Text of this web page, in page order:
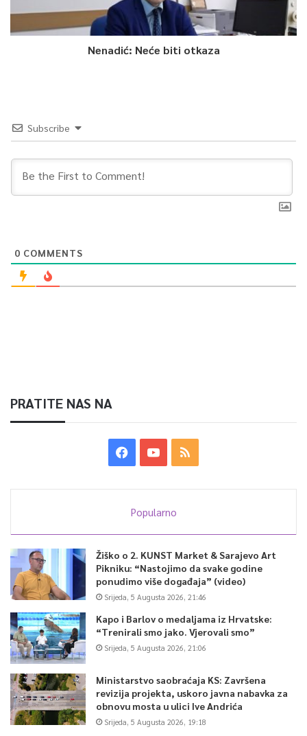
Nenadić: Neće biti otkaza
Subscribe
0 COMMENTS
PRATITE NAS NA
Popularno
Žiško o 2. KUNST Market & Sarajevo Art
Pikniku: “Nastojimo da svake godine
ponudimo više događaja” (video)
Srijeda, 5 Augusta 2026, 21:46
Kapo i Barlov o medaljama iz Hrvatske:
“Trenirali smo jako. Vjerovali smo”
Srijeda, 5 Augusta 2026, 21:06
Ministarstvo saobraćaja KS: Završena
revizija projekta, uskoro javna nabavka za
obnovu mosta u ulici Ive Andrića
Srijeda, 5 Augusta 2026, 19:18